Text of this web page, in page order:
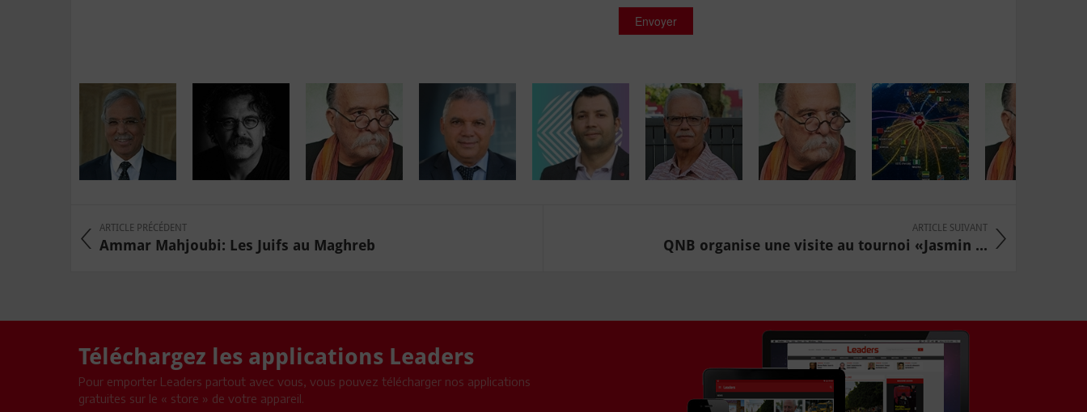
Envoyer
ARTICLE PRÉCÉDENT
Ammar Mahjoubi: Les Juifs au Maghreb
ARTICLE SUIVANT
QNB organise une visite au tournoi «Jasmin ...
Téléchargez les applications Leaders
Pour emporter Leaders partout avec vous, vous pouvez télécharger nos applications
gratuites sur le « store » de votre appareil.